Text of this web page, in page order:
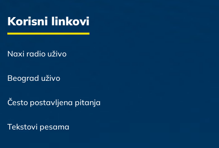
Korisni linkovi
Naxi radio uživo
Beograd uživo
Često postavljena pitanja
Tekstovi pesama